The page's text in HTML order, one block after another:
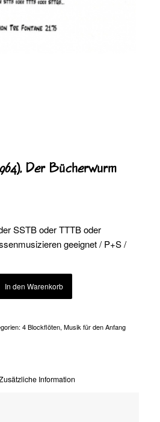
Der Bücherwurm
SSTB oder TTTB oder
geeignet / P+S /
In den Warenkorb
4 Blockflöten, Musik für den Anfang
Information